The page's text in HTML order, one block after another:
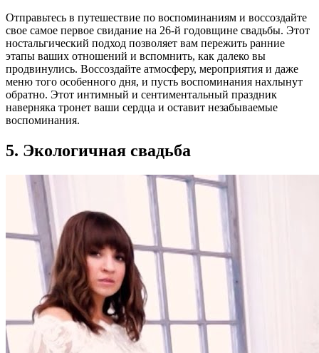
Отправьтесь в путешествие по воспоминаниям и воссоздайте
свое самое первое свидание на 26-й годовщине свадьбы. Этот
ностальгический подход позволяет вам пережить ранние
этапы ваших отношений и вспомнить, как далеко вы
продвинулись. Воссоздайте атмосферу, мероприятия и даже
меню того особенного дня, и пусть воспоминания нахлынут
обратно. Этот интимный и сентиментальный праздник
наверняка тронет ваши сердца и оставит незабываемые
воспоминания.
5. Экологичная свадьба